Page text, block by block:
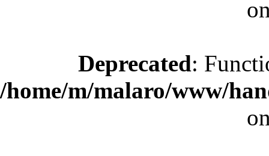
Deprecated:
/home/m/malaro/www/